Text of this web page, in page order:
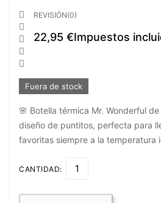





REVISIÓN(0)
22,95 €Impuestos
Fuera de stock
🌸 Botella térmica Mr. Wonderful
diseño de puntitos, perfecta para
favoritas siempre a la temperatura
CANTIDAD: